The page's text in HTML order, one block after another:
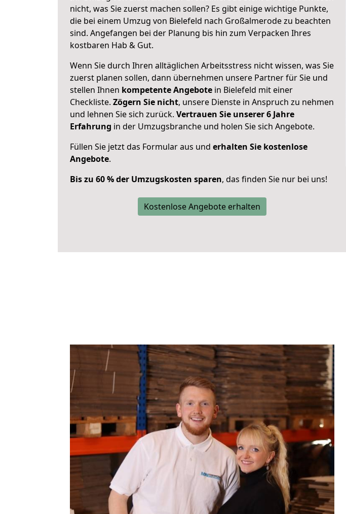
nicht, was Sie zuerst machen sollen? Es gibt einige wichtige Punkte,
die bei einem Umzug von Bielefeld nach Großalmerode zu beachten
sind. Angefangen bei der Planung bis hin zum Verpacken Ihres
kostbaren Hab & Gut.
Wenn Sie durch Ihren alltäglichen Arbeitsstress nicht wissen, was Sie
zuerst planen sollen, dann übernehmen unsere Partner für Sie und
stellen Ihnen kompetente Angebote in Bielefeld mit einer
Checkliste. Zögern Sie nicht, unsere Dienste in Anspruch zu nehmen
und lehnen Sie sich zurück. Vertrauen Sie unserer 6 Jahre
Erfahrung in der Umzugsbranche und holen Sie sich Angebote.
Füllen Sie jetzt das Formular aus und erhalten Sie kostenlose
Angebote.
Bis zu 60 % der Umzugskosten sparen, das finden Sie nur bei uns!
Kostenlose Angebote erhalten